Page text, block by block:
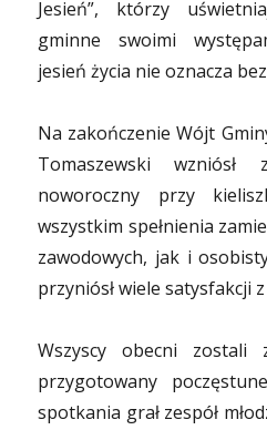
Jesień”, którzy
gminne swoimi
jesień życia nie oznacza
Na zakończenie Wójt
Tomaszewski
noworoczny przy
wszystkim spełnienia
zawodowych, jak i
przyniósł wiele satysfakcji
Wszyscy obecni
przygotowany
spotkania grał zespół